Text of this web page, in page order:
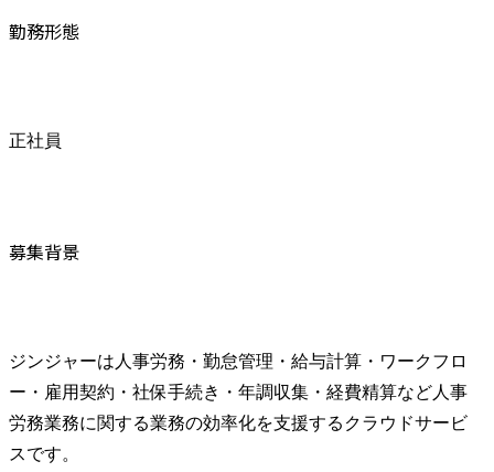
勤務形態
正社員
募集背景
ジンジャーは人事労務・勤怠管理・給与計算・ワークフロ
ー・雇用契約・社保手続き・年調収集・経費精算など人事
労務業務に関する業務の効率化を支援するクラウドサービ
スです。